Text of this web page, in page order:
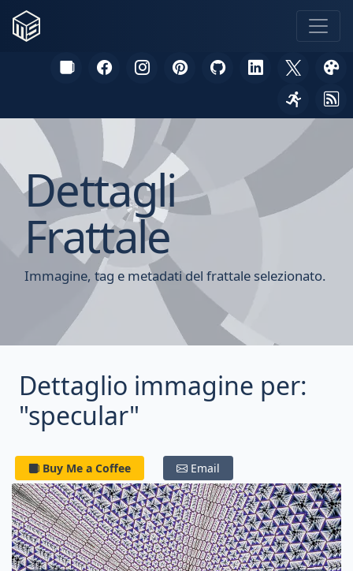
Dettagli
Frattale
Immagine, tag e metadati del frattale selezionato.
Dettaglio immagine per:
"specular"
Buy Me a Coffee Email